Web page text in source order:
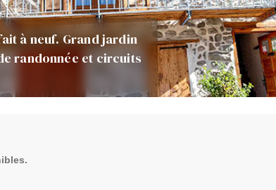
à neuf. Grand jardin
randonnée et circuits